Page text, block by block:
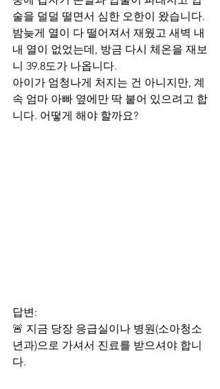
술을 덜덜 떨면서 심한 오한이 왔습니다.
밤늦게 열이 다 떨어져서 재웠고 새벽 내
내 열이 없었는데, 방금 다시 체온을 재보
니 39.8도가 나옵니다.
아이가 엄청나게 처지는 건 아니지만, 계
속 엄마 아빠 옆에만 딱 붙어 있으려고 합
니다. 어떻게 해야 할까요?
답변:
🚨 지금 당장 응급실이나 병원(소아청소
년과)으로 가셔서 진료를 받으셔야 합니
다.